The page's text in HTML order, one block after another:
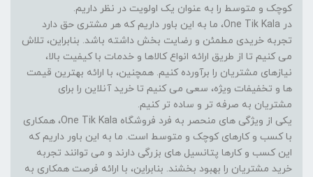
کوچک و متوسط را به عنوان یک اولویت در نظر داریم.
در One Tik Kala، ما به این باور داریم که هر مشتری حق دارد
تجربه خریدی مطمئن و رضایت بخش داشته باشد. بنابراین، تلاش
می کنیم تا از طریق ارائه انواع کالاها و خدمات با کیفیت بالا،
نیازهای مشتریان را برآورده کنیم. همچنین، با ارائه بهترین قیمت
ها و تخفیفات ویژه، سعی می کنیم تا خرید آنلاین را برای
مشتریان به صرفه تر و ساده تر کنیم.
یکی از ویژگی های منحصر به فرد فروشگاه One Tik Kala، همکاری
با کسب و کارهای کوچک و متوسط است. ما به این باور داریم که
این کسب و کارها پتانسیل های بزرگی دارند و می توانند تجربه
خرید مشتریان را بهبود بخشند. بنابراین، با ارائه فرصت همکاری به